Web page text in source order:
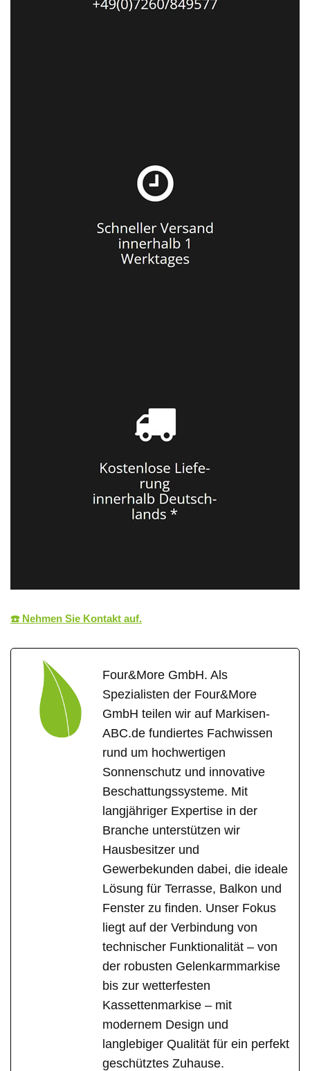
☎️ Nehmen Sie Kontakt auf.
Four&More GmbH. Als
Spezialisten der Four&More
GmbH teilen wir auf Markisen-
ABC.de fundiertes Fachwissen
rund um hochwertigen
Sonnenschutz und innovative
Beschattungssysteme. Mit
langjähriger Expertise in der
Branche unterstützen wir
Hausbesitzer und
Gewerbekunden dabei, die ideale
Lösung für Terrasse, Balkon und
Fenster zu finden. Unser Fokus
liegt auf der Verbindung von
technischer Funktionalität – von
der robusten Gelenkarmmarkise
bis zur wetterfesten
Kassettenmarkise – mit
modernem Design und
langlebiger Qualität für ein perfekt
geschütztes Zuhause.